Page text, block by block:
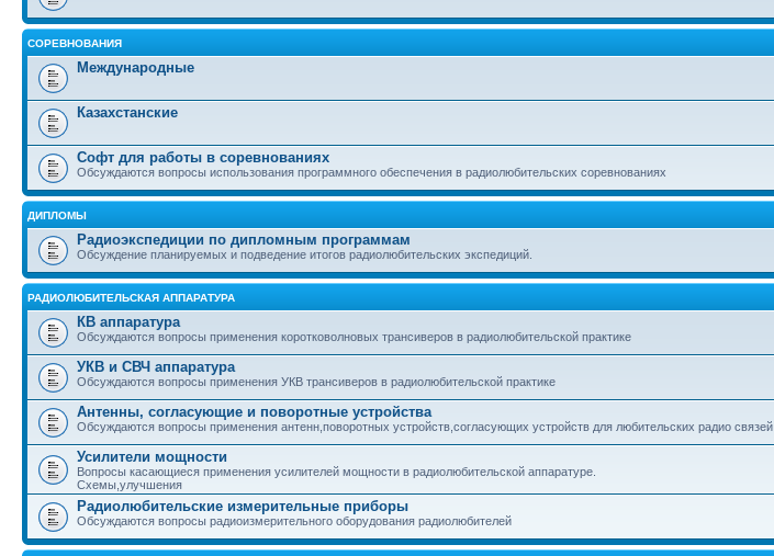
СОРЕВНОВАНИЯ
Международные
Казахстанские
Софт для работы в соревнованиях
Обсуждаются вопросы использования программного обеспечения в радиолюбительских соревнованиях
ДИПЛОМЫ
Радиоэкспедиции по дипломным программам
Обсуждение планируемых и подведение итогов радиолюбительских экспедиций.
РАДИОЛЮБИТЕЛЬСКАЯ АППАРАТУРА
КВ аппаратура
Обсуждаются вопросы применения коротковолновых трансиверов в радиолюбительской практике
УКВ и СВЧ аппаратура
Обсуждаются вопросы применения УКВ трансиверов в радиолюбительской практике
Антенны, согласующие и поворотные устройства
Обсуждаются вопросы применения антенн,поворотных устройств,согласующих устройств для любительских радио связей
Усилители мощности
Вопросы касающиеся применения усилителей мощности в радиолюбительской аппаратуре.
Схемы,улучшения
Радиолюбительские измерительные приборы
Обсуждаются вопросы радиоизмерительного оборудования радиолюбителей